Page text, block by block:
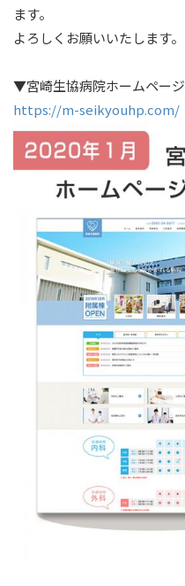
ます。
よろしくお願いいたします。
▼宮崎生協病院ホームページ
https://m-seikyouhp.com/